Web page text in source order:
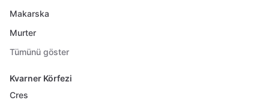
Makarska
Murter
Tümünü göster
Kvarner Körfezi
Cres